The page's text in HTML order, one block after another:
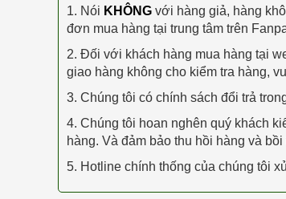
1. Nói KHÔNG với hàng giả, hàng
đơn mua hàng tại trung tâm trên
2. Đối với khách hàng mua hàng tại
giao hàng không cho kiểm tra hàng,
3. Chúng tôi có chính sách đổi trả
4. Chúng tôi hoan nghên quý khách
hàng. Và đảm bảo thu hồi hàng và
5. Hotline chính thống của chúng tôi